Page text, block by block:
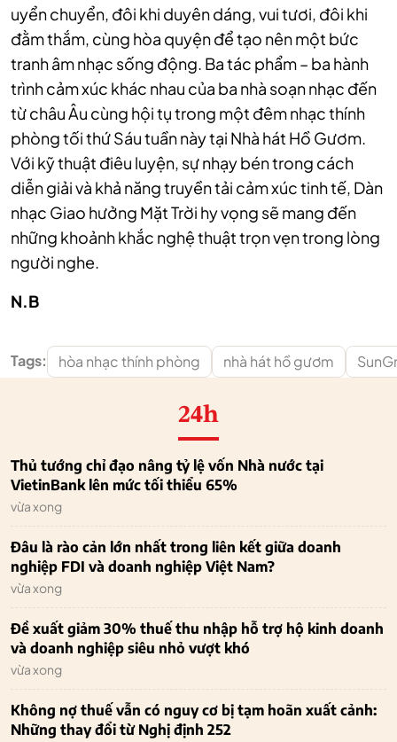
uyển chuyển, đôi khi duyên dáng, vui tươi, đôi khi
đằm thắm, cùng hòa quyện để tạo nên một bức
tranh âm nhạc sống động. Ba tác phẩm – ba hành
trình cảm xúc khác nhau của ba nhà soạn nhạc đến
từ châu Âu cùng hội tụ trong một đêm nhạc thính
phòng tối thứ Sáu tuần này tại Nhà hát Hồ Gươm.
Với kỹ thuật điêu luyện, sự nhạy bén trong cách
diễn giải và khả năng truyền tải cảm xúc tinh tế, Dàn
nhạc Giao hưởng Mặt Trời hy vọng sẽ mang đến
những khoảnh khắc nghệ thuật trọn vẹn trong lòng
người nghe.
N.B
Tags: hòa nhạc thính phòng nhà hát hồ gươm
24h
Thủ tướng chỉ đạo nâng tỷ lệ vốn Nhà nước tại
VietinBank lên mức tối thiểu 65%
vừa xong
Đâu là rào cản lớn nhất trong liên kết giữa doanh
nghiệp FDI và doanh nghiệp Việt Nam?
vừa xong
Đề xuất giảm 30% thuế thu nhập hỗ trợ hộ kinh doanh
và doanh nghiệp siêu nhỏ vượt khó
vừa xong
Không nợ thuế vẫn có nguy cơ bị tạm hoãn xuất cảnh:
Những thay đổi từ Nghị định 252